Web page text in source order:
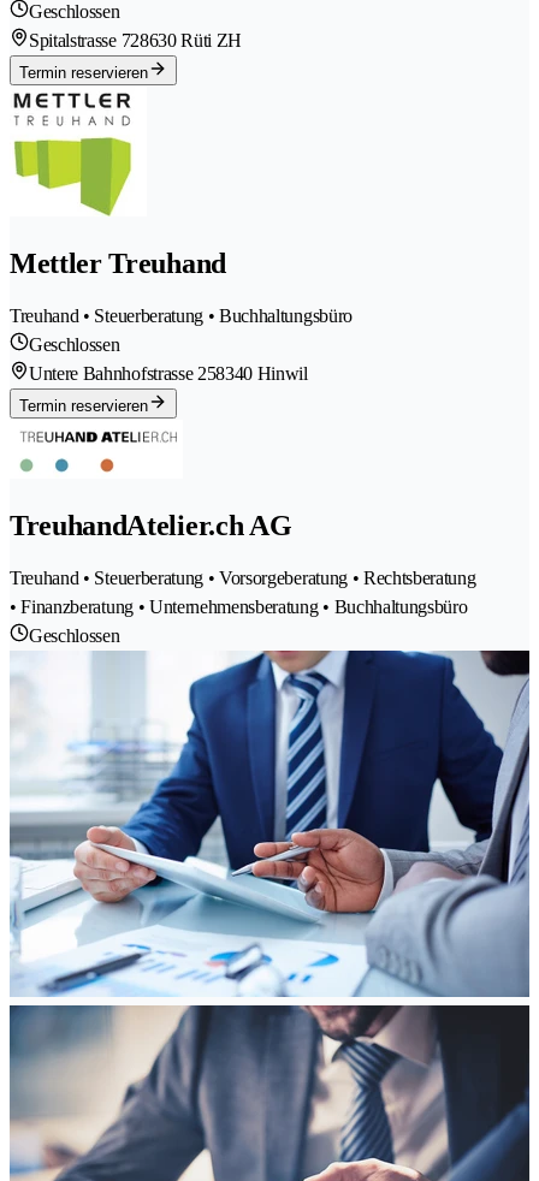
Geschlossen
Spitalstrasse 728630 Rüti ZH
Termin reservieren
Mettler Treuhand
Treuhand • Steuerberatung • Buchhaltungsbüro
Geschlossen
Untere Bahnhofstrasse 258340 Hinwil
Termin reservieren
TreuhandAtelier.ch AG
Treuhand • Steuerberatung • Vorsorgeberatung • Rechtsberatung
• Finanzberatung • Unternehmensberatung • Buchhaltungsbüro
Geschlossen